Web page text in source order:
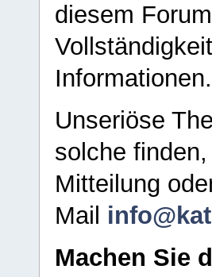
diesem
Informationen.
Unseriöse
solche
Mitteilung
Mail
Machen Sie